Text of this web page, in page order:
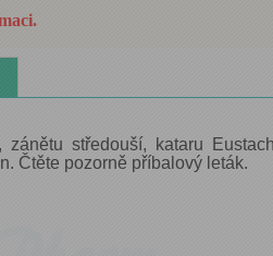
středouší, kataru
Čtěte pozorně příbalový leták.